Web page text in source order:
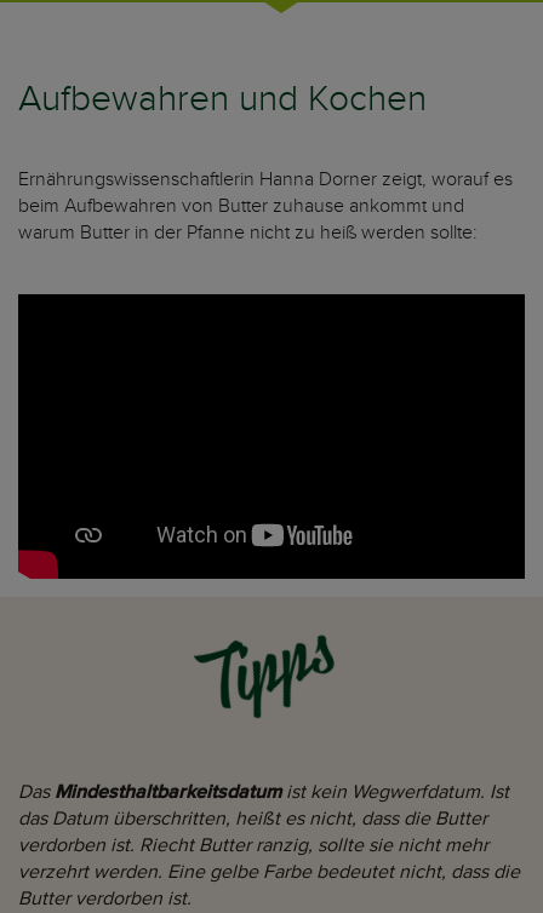
Aufbewahren und Kochen
Ernährungswissenschaftlerin Hanna Dorner zeigt, worauf es
beim Aufbewahren von Butter zuhause ankommt und
warum Butter in der Pfanne nicht zu heiß werden sollte:
Tipps
Das Mindesthaltbarkeitsdatumist kein Wegwerfdatum. Ist
das Datum überschritten, heißt es nicht, dass die Butter
verdorben ist. Riecht Butter ranzig, sollte sie nicht mehr
verzehrt werden. Eine gelbe Farbe bedeutet nicht, dass die
Butter verdorben ist.